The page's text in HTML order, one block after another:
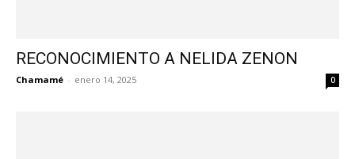
RECONOCIMIENTO A NELIDA ZENON
Chamamé - enero 14, 2025 0